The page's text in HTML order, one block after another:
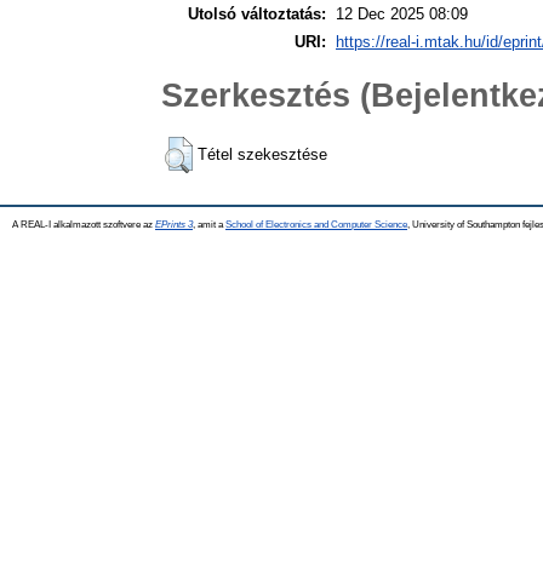
Utolsó változtatás:
12 Dec 2025 08:09
URI:
https://real-i.mtak.hu/id/
Szerkesztés
Tétel szekesztése
A REAL-I alkalmazott szoftvere az EPrints 3, amit a School of Electronics and Computer Science , University of Southampton